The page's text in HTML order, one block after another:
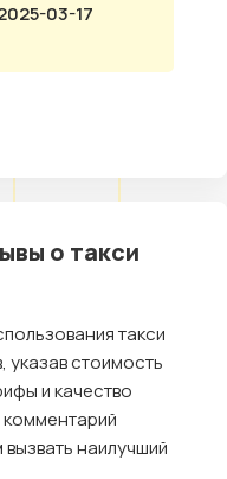
03-17
о такси
такси
указав стоимость
и качество
наилучший